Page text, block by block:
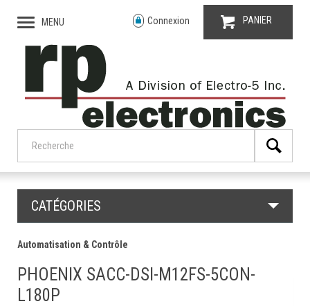
MENU Connexion PANIER
CATÉGORIES
Automatisation & Contrôle
PHOENIX SACC-DSI-M12FS-5CON-
L180P